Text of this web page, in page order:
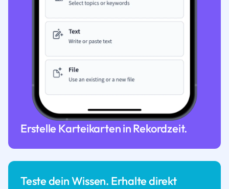
Erstelle Karteikarten in Rekordzeit.
Teste dein Wissen. Erhalte direkt